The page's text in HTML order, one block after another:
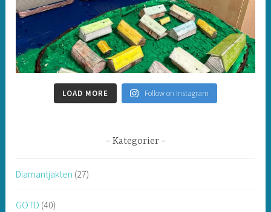
LOAD MORE Follow on Instagram
Kategorier
Diamantjakten (27)
GOTD (40)